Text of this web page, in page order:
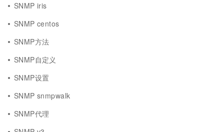
SNMP iris
SNMP centos
SNMP方法
SNMP自定义
SNMP设置
SNMP snmpwalk
SNMP代理